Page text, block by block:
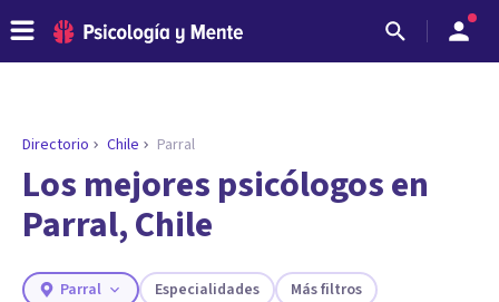
ENCONTRAR MI TERAPEUTA
¿Necesitas ayuda para encontrar el
psicólogo adecuado?
Responde a unas breves preguntas y te ofreceremos
necesidades.
Directorio Chile Parral
Los mejores psicólogos en
Parral, Chile
Parral Especialidades Más filtros